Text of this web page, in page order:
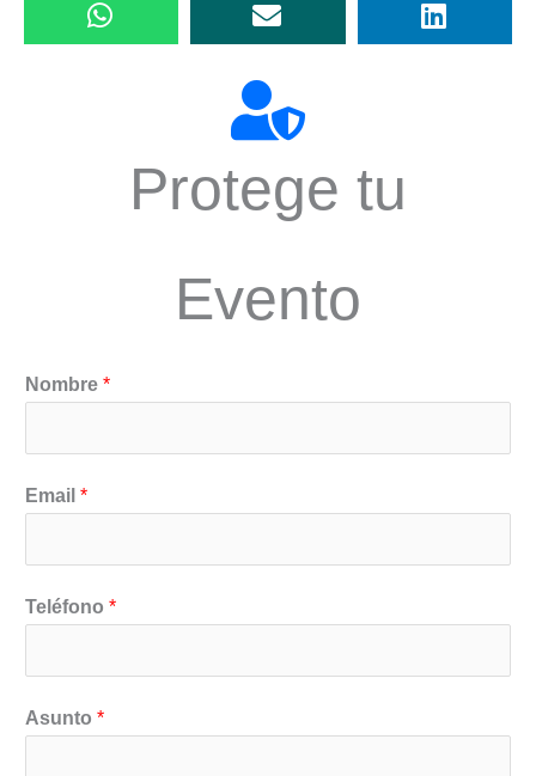
Protege tu
Evento
Nombre *
E
m
l
Email *
Teléfono *
Asunto *